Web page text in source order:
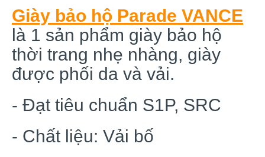
Giày bảo hộ Parade VANCE
là 1 sản phẩm giày bảo hộ
thời trang nhẹ nhàng, giày
được phối da và vải.
- Đạt tiêu chuẩn S1P, SRC
- Chất liệu: Vải bố